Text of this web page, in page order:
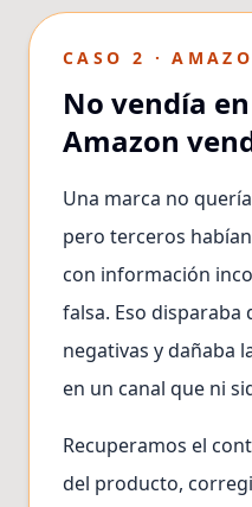
CASO 2 ·
No vendía
Amazon
Una marca no
pero terceros
con información
falsa. Eso disparaba
negativas y dañaba
en un canal que ni
Recuperamos el
del producto,